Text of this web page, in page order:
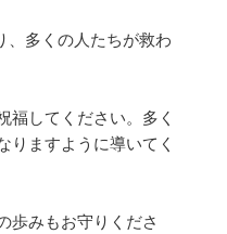
、多くの人たちが救わ
福してください。多く
りますように導いてく
歩みもお守りくださ